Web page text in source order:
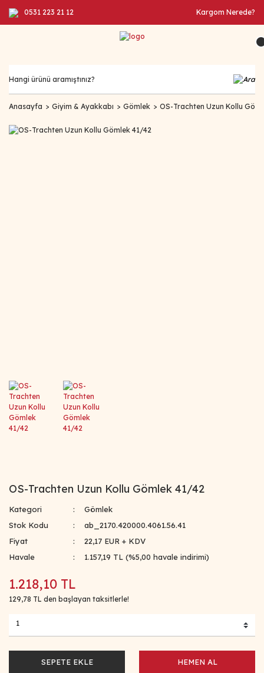
0531 223 21 12 Kargom Nerede?
Anasayfa Giyim & Ayakkabı Gömlek OS-Trachten Uzun Kollu
OS-Trachten Uzun Kollu Gömlek 41/42
Kategori
Gömlek
Stok Kodu
ab_2170.420000.4061.56.41
Fiyat
22,17 EUR + KDV
Havale
1.157,19 TL (%5,00 havale indirimi)
1.218,10 TL
129,78 TL den başlayan taksitlerle!
SEPETE EKLE HEMEN AL